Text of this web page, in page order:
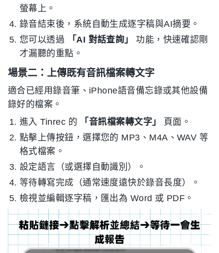
螢幕上。
錄音結束後，系統自動生成逐字稿與AI摘要。
您可以透過
「AI 對話查詢」
功能，快速確認剛
才漏聽的重點。
場景二：上傳既有音訊檔案轉文字
適合已經用錄音筆、iPhone語音備忘錄或其他設備
錄好的檔案。
進入 Tinrec 的
「音訊檔案轉文字」
頁面。
點擊上傳按鈕，選擇您的 MP3、M4A、WAV 等
格式檔案。
設定語言（或選擇自動識別）。
等待轉寫完成（通常速度遠快於錄音長度）。
檢視並編輯逐字稿，匯出為 Word 或 PDF。